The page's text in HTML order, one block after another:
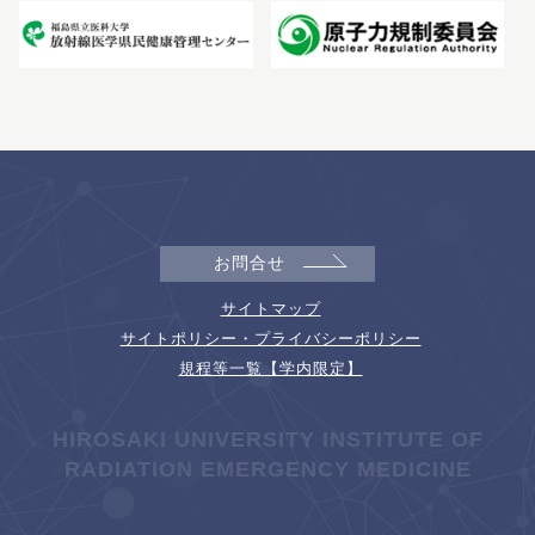
お問合せ
サイトマップ
サイトポリシー・プライバシーポリシー
規程等一覧【学内限定】
HIROSAKI UNIVERSITY INSTITUTE OF
RADIATION EMERGENCY MEDICINE